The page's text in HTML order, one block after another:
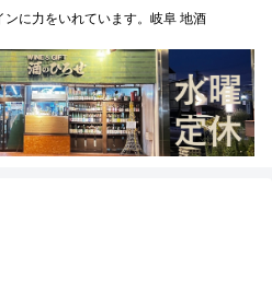
に力をいれています。岐阜 地酒